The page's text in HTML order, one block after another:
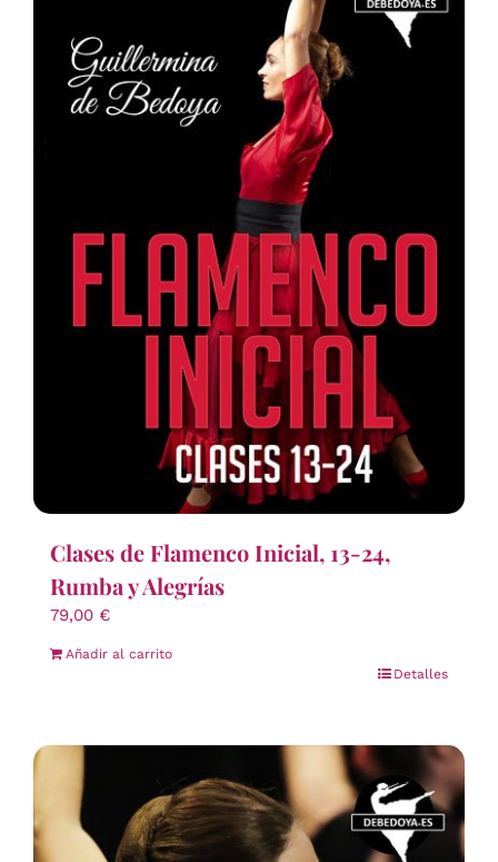
Clases de Flamenco Inicial, 13-24,
Rumba y Alegrías
79,00 €
Añadir al carrito
Detalles